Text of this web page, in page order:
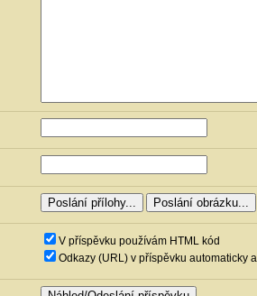
V příspěvku používám HTML kód
Odkazy (URL) v příspěvku automaticky